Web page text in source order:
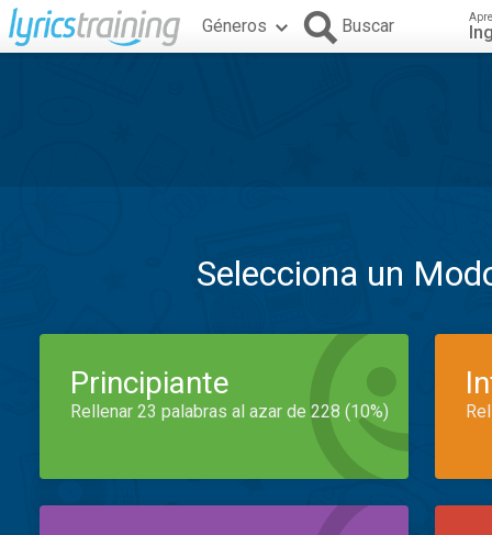
Géneros Buscar
Selecciona un
Principiante
Rellenar 23 palabras al azar de 228 (10%)